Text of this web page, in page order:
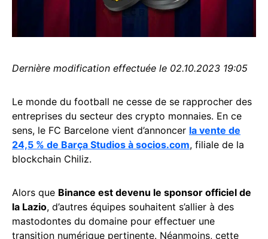
Dernière modification effectuée le 02.10.2023 19:05
Le monde du football ne cesse de se rapprocher des
entreprises du secteur des crypto monnaies. En ce
sens, le FC Barcelone vient d’annoncer la vente de
24,5 % de Barça Studios à socios.com, filiale de la
blockchain Chiliz.
Alors que Binance est devenu le sponsor officiel de
la Lazio, d’autres équipes souhaitent s’allier à des
mastodontes du domaine pour effectuer une
transition numérique pertinente. Néanmoins, cette